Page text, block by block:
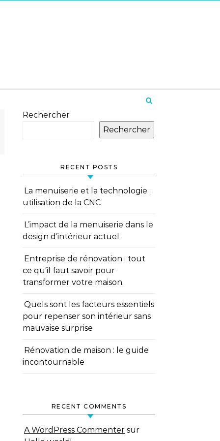
Rechercher
Rechercher
RECENT POSTS
La menuiserie et la technologie :
utilisation de la CNC
L’impact de la menuiserie dans le
design d’intérieur actuel
Entreprise de rénovation : tout
ce qu’il faut savoir pour
transformer votre maison.
Quels sont les facteurs essentiels
pour repenser son intérieur sans
mauvaise surprise
Rénovation de maison : le guide
incontournable
RECENT COMMENTS
A WordPress Commenter sur